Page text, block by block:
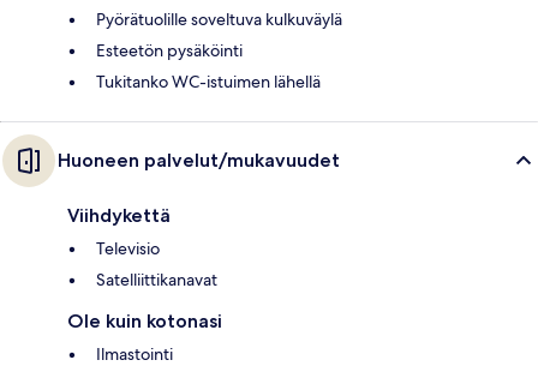
Pyörätuolille soveltuva kulkuväylä
Esteetön pysäköinti
Tukitanko WC-istuimen lähellä
Huoneen palvelut/mukavuudet
Viihdykettä
Televisio
Satelliittikanavat
Ole kuin kotonasi
Ilmastointi